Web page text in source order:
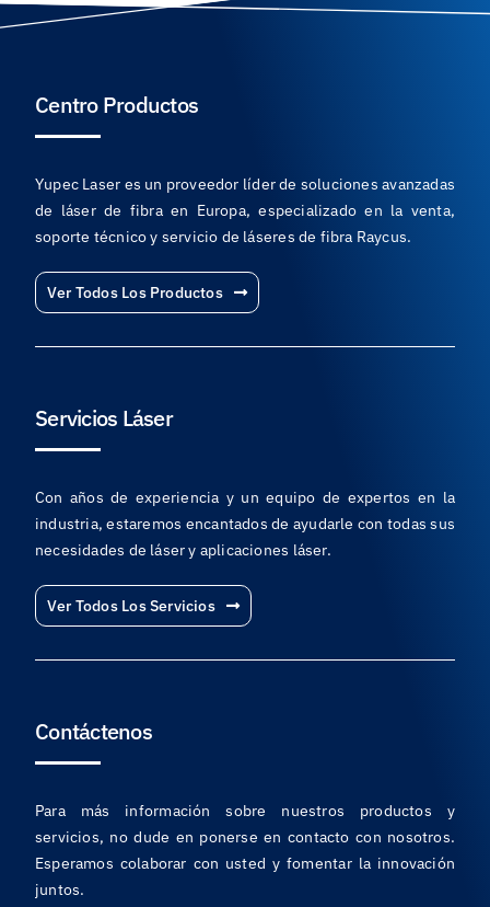
Centro Productos
Yupec Laser es un proveedor líder de soluciones avanzadas
de láser de fibra en Europa, especializado en la venta,
soporte técnico y servicio de láseres de fibra Raycus.
Ver Todos Los Productos
Servicios Láser
Con años de experiencia y un equipo de expertos en la
industria, estaremos encantados de ayudarle con todas sus
necesidades de láser y aplicaciones láser.
Ver Todos Los Servicios
Contáctenos
Para más información sobre nuestros productos y
servicios, no dude en ponerse en contacto con nosotros.
Esperamos colaborar con usted y fomentar la innovación
juntos.